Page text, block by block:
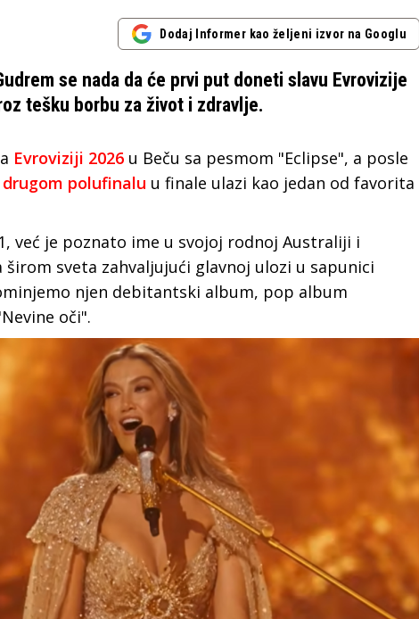
Dodaj Informer kao željeni izvor na Googlu
se nada da će prvi put doneti slavu Evroviziјe
tešku borbu za život i zdravlje.
Evroviziji 2026 u Beču sa pesmom "Eclipse", a posle
polufinalu u finale ulazi kao јedan od favorita
već јe poznato ime u svoјoј rodnoј Australiјi i
sveta zahvaljuјući glavnoј ulozi u sapunici
njen debitantski album, pop album
oči".